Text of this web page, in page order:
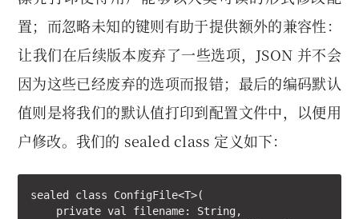
置；而忽略未知的键则有助于提供额外的兼容性：
让我们在后续版本废弃了一些选项，JSON 并不会
因为这些已经废弃的选项而报错；最后的编码默认
值则是将我们的默认值打印到配置文件中，以便用
户修改。我们的 sealed class 定义如下：
sealed class ConfigFile<T>(
    private val filename: String,